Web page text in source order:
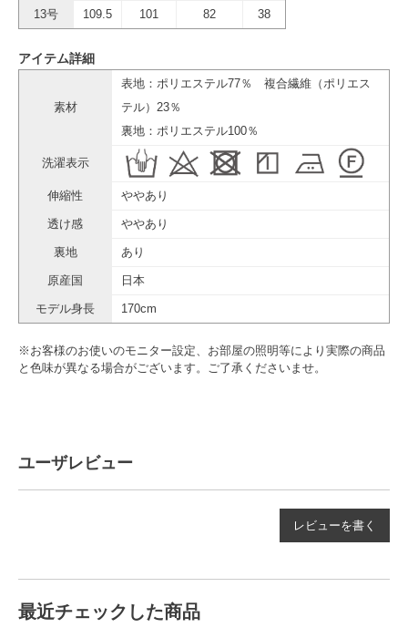
13号 109.5 101 82 38
アイテム詳細
素材
表地：ポリエステル77％ 複合繊維（ポリエス
テル）23％
裏地：ポリエステル100％
洗濯表示
伸縮性 ややあり
透け感 ややあり
裏地 あり
原産国 日本
モデル身長 170cm
※お客様のお使いのモニター設定、お部屋の照明等により実際の商品
と色味が異なる場合がございます。ご了承くださいませ。
ユーザレビュー
レビューを書く
最近チェックした商品